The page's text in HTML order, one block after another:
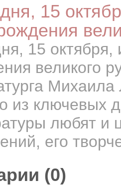
15
15 октября,
великого
из ключевых
любят и
его
(0)